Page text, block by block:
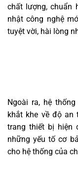
chất lượng, chuẩn
nhật công nghệ
tuyệt vời, hài lòng
Ngoài ra, hệ
khắt khe về độ an
trang thiết bị hiện
những yếu tố cơ
cho hệ thống của